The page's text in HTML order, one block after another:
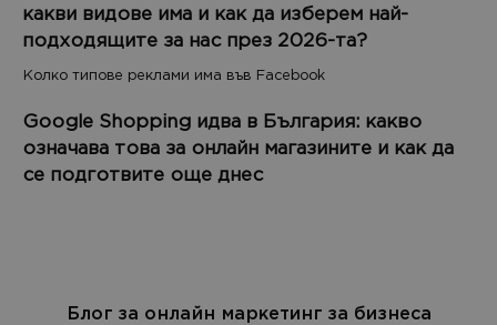
какви видове има и как да изберем най-
подходящите за нас през 2026-та?
Колко типове реклами има във Facebook
Google Shopping идва в България: какво
означава това за онлайн магазините и как да
се подготвите още днес
Блог за онлайн маркетинг за бизнеса